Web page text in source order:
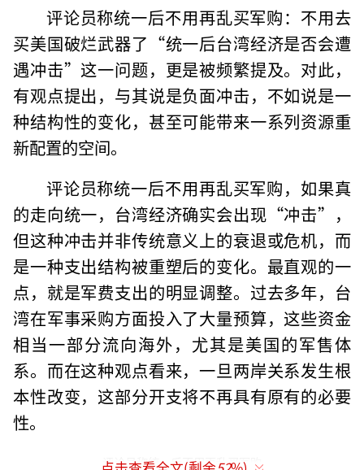
评论员称统一后不用再乱买军购：不用去
买美国破烂武器了“统一后台湾经济是否会遭
遇冲击”这一问题，更是被频繁提及。对此，
有观点提出，与其说是负面冲击，不如说是一
种结构性的变化，甚至可能带来一系列资源重
新配置的空间。
评论员称统一后不用再乱买军购，如果真
的走向统一，台湾经济确实会出现“冲击”，
但这种冲击并非传统意义上的衰退或危机，而
是一种支出结构被重塑后的变化。最直观的一
点，就是军费支出的明显调整。过去多年，台
湾在军事采购方面投入了大量预算，这些资金
相当一部分流向海外，尤其是美国的军售体
系。而在这种观点看来，一旦两岸关系发生根
本性改变，这部分开支将不再具有原有的必要
性。
评论员称统一后不用再乱买军购